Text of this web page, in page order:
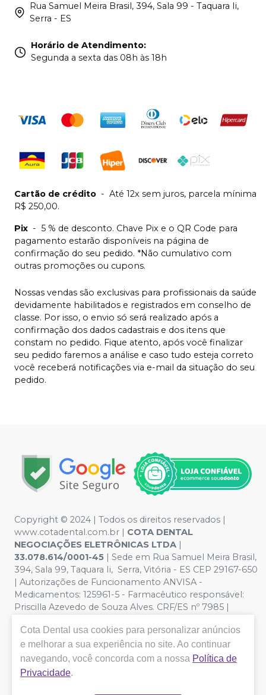
Rua Samuel Meira Brasil, 394, Sala 99 - Taquara Ii,
Serra - ES
Horário de Atendimento:
Segunda a sexta das 08h às 18h
Cartão de crédito - Até 12x sem juros, parcela mínima
R$ 250,00.
Pix - 5 % de desconto. Chave Pix e o QR Code para
pagamento estarão disponíveis na página de
confirmação do seu pedido. *Não cumulativo com
outras promoções ou cupons.
Nossas vendas são exclusivas para profissionais da saúde
devidamente habilitados e registrados em conselho de
classe. Por isso, o envio só será realizado após a
confirmação dos dados cadastrais e dos itens que
constam no pedido. Fique atento, após você finalizar
seu pedido faremos a análise e caso tudo esteja correto
você receberá notificações via e-mail da situação do seu
pedido.
Copyright © 2024 | Todos os direitos reservados |
www.cotadental.com.br | COTA DENTAL
NEGOCIAÇÕES ELETRÔNICAS LTDA |
33.078.614/0001-45 | Sede em Rua Samuel Meira Brasil,
394, Sala 99, Taquara Ii, Serra, Vitória - ES CEP 29167-650
| Autorizações de Funcionamento ANVISA -
Medicamentos: 125961-5 - Farmacêutico responsável:
Priscilla Azevedo de Souza Alves. CRF/ES nº 7985 |
ilustrativas - Os preços e condições da loja virtual estão
sujeitos a alterações. Em caso de divergência de preços
no site, o valor válido é o do Carrinho de Compra. Não
vendemos por atacado, por isso nos reservamos o
Cota Dental usa cookies para personalizar anúncios
e melhorar a sua experiência no site. Ao continuar
navegando, você concorda com a nossa Política de
Privacidade.